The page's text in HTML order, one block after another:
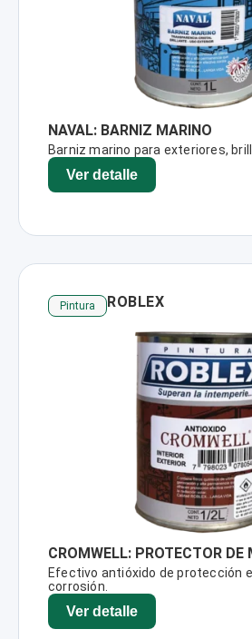
NAVAL: BARNIZ MARINO
Barniz marino para exteriores,
Ver detalle
Pintura ROBLEX
CROMWELL: PROTECTOR DE
Efectivo antióxido de protección
corrosión.
Ver detalle